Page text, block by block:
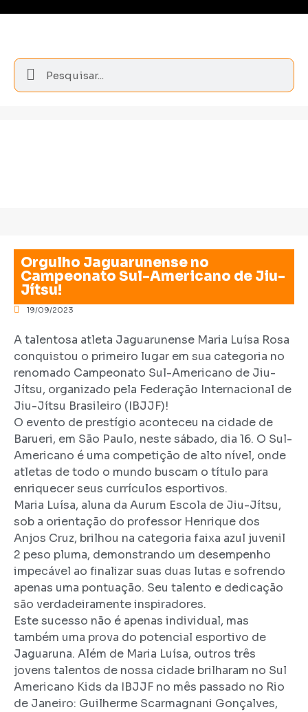
Orgulho Jaguarunense no
Campeonato Sul-Americano de Jiu-
Jítsu!
19/09/2023
A talentosa atleta Jaguarunense Maria Luísa Rosa
conquistou o primeiro lugar em sua categoria no
renomado Campeonato Sul-Americano de Jiu-
Jítsu, organizado pela Federação Internacional de
Jiu-Jítsu Brasileiro (IBJJF)!
O evento de prestígio aconteceu na cidade de
Barueri, em São Paulo, neste sábado, dia 16. O Sul-
Americano é uma competição de alto nível, onde
atletas de todo o mundo buscam o título para
enriquecer seus currículos esportivos.
Maria Luísa, aluna da Aurum Escola de Jiu-Jítsu,
sob a orientação do professor Henrique dos
Anjos Cruz, brilhou na categoria faixa azul juvenil
2 peso pluma, demonstrando um desempenho
impecável ao finalizar suas duas lutas e sofrendo
apenas uma pontuação. Seu talento e dedicação
são verdadeiramente inspiradores.
Este sucesso não é apenas individual, mas
também uma prova do potencial esportivo de
Jaguaruna. Além de Maria Luísa, outros três
jovens talentos de nossa cidade brilharam no Sul
Americano Kids da IBJJF no mês passado no Rio
de Janeiro: Guilherme Scarmagnani Gonçalves,